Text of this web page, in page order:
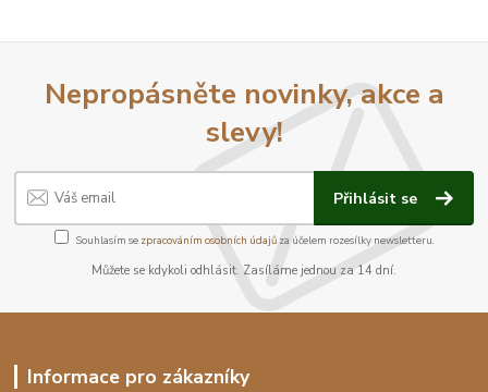
Nepropásněte novinky, akce a
slevy!
Přihlásit se
Souhlasím se zpracováním osobních údajůza účelem rozesílky newsletteru.
Můžete se kdykoli odhlásit. Zasíláme jednou za 14 dní.
Informace pro zákazníky